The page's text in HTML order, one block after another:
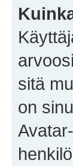
sitä
on